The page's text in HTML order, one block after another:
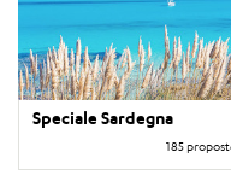
Speciale Sardegna
185